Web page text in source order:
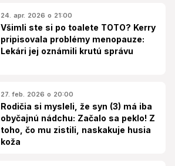
24. apr. 2026 o 21:00
Všimli ste si po toalete TOTO? Kerry
pripisovala problémy menopauze:
Lekári jej oznámili krutú správu
27. feb. 2026 o 20:00
Rodičia si mysleli, že syn (3) má iba
obyčajnú nádchu: Začalo sa peklo! Z
toho, čo mu zistili, naskakuje husia
koža